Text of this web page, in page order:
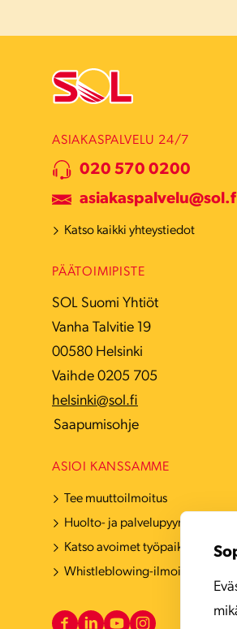
ASIAKASPALVELU 24/7
020 570 0200
Katso kaikki yhteystiedot
PÄÄTOIMIPISTE
SOL Suomi Yhtiöt
Vanha Talvitie 19
00580 Helsinki
Vaihde 0205 705
helsinki@sol.fi
Saapumisohje
ASIOI KANSSAMME
Tee muuttoilmoitus
Huolto- ja palvelupyyntö
Katso avoimet työpaikat
Whistleblowing-ilmoituskanava